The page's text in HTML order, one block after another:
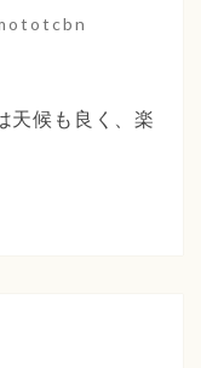
天候も良く、楽